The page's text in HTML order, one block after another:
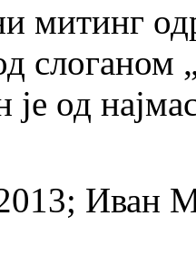
митинг
је од
Иван